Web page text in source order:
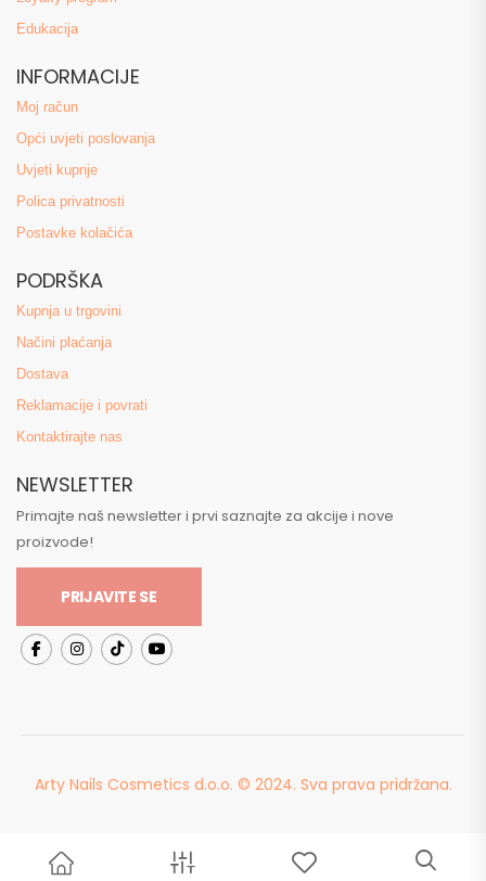
Edukacija
INFORMACIJE
Moj račun
Opći uvjeti poslovanja
Uvjeti kupnje
Polica privatnosti
Postavke kolačića
PODRŠKA
Kupnja u trgovini
Načini plaćanja
Dostava
Reklamacije i povrati
Kontaktirajte nas
NEWSLETTER
Primajte naš newsletter i prvi saznajte za akcije i nove
proizvode!
PRIJAVITE SE
Arty Nails Cosmetics d.o.o. © 2024. Sva prava pridržana.